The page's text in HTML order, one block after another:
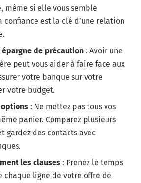
même si elle vous semble
confiance est la clé d’une relation
épargne de précaution : Avoir une
peut vous aider à faire face aux
votre banque sur votre
votre budget.
options : Ne mettez pas tous vos
panier. Comparez plusieurs
gardez des contacts avec
les clauses : Prenez le temps
chaque ligne de votre offre de